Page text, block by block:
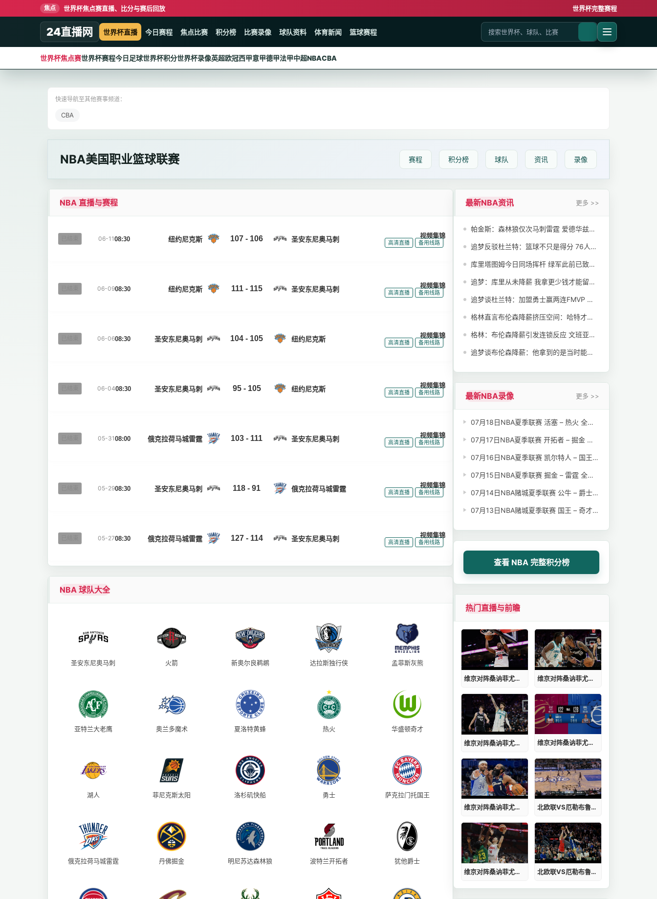
焦点 世界杯焦点赛直播、比分与赛后回放 世界杯完整赛程
24直播网 世界杯直播 今日赛程 焦点比赛 积分榜 比赛录像 球队资料 体育新闻 篮球赛程
世界杯焦点赛世界杯赛程今日足球世界杯积分世界杯录像英超欧冠西甲意甲德甲法甲中超NBACBA
快速导航至其他赛事频道：
CBA
NBA美国职业篮球联赛 赛程 积分榜 球队 资讯 录像
NBA 直播与赛程
06-1108:30 纽约尼克斯 107 - 106 圣安东尼奥马刺 视频集锦
高清直播 备用线路
06-0908:30 纽约尼克斯 111 - 115 圣安东尼奥马刺 视频集锦
高清直播 备用线路
06-0608:30 圣安东尼奥马刺 104 - 105 纽约尼克斯 视频集锦
高清直播 备用线路
06-0408:30 圣安东尼奥马刺 95 - 105 纽约尼克斯 视频集锦
高清直播 备用线路
05-3108:00 俄克拉荷马城雷霆 103 - 111 圣安东尼奥马刺 视频集锦
高清直播 备用线路
05-2908:30 圣安东尼奥马刺 118 - 91 俄克拉荷马城雷霆 视频集锦
高清直播 备用线路
05-2708:30 俄克拉荷马城雷霆 127 - 114 圣安东尼奥马刺 视频集锦
高清直播 备用线路
NBA 球队大全
圣安东尼奥马刺 火箭 新奥尔良鹈鹕 达拉斯独行侠 孟菲斯灰熊
亚特兰大老鹰 奥兰多魔术 夏洛特黄蜂 热火 华盛顿奇才
湖人 菲尼克斯太阳 洛杉矶快船 勇士 萨克拉门托国王
俄克拉荷马城雷霆 丹佛掘金 明尼苏达森林狼 波特兰开拓者 犹他爵士
最新NBA资讯 更多 >>
帕金斯：森林狼仅次马刺雷霆 爱德华兹将迎MVP赛季
追梦反驳杜兰特：篮球不只是得分 76人难比17勇士
库里塔图姆今日同场挥杆 绿军此前已致电勇士推销库里
追梦：库里从未降薪 我拿更少钱才能留守勇士第15年
追梦谈杜兰特：加盟勇士赢两连FMVP 打出史上最伟大表现
格林直言布伦森降薪挤压空间：哈特才该降薪
格林：布伦森降薪引发连锁反应 文班亚马难拒降薪压力
追梦谈布伦森降薪：他拿到的是当时能拿的顶薪
最新NBA录像 更多 >>
07月18日NBA夏季联赛 活塞 – 热火 全场录像【全场录像+集锦】
07月17日NBA夏季联赛 开拓者 – 掘金 全场录像【全场录像+集锦】
07月16日NBA夏季联赛 凯尔特人 – 国王 全场录像【全场录像+集锦】
07月15日NBA夏季联赛 掘金 – 雷霆 全场录像【全场录像+集锦】
07月14日NBA赌城夏季联赛 公牛 – 爵士 全场录像【全场录像+集锦】
07月13日NBA赌城夏季联赛 国王 – 奇才 全场录像【全场录像+集锦】
查看 NBA 完整积分榜
热门直播与前瞻
维京对阵桑讷菲尤尔比分 维京对阵桑讷菲尤尔直播
维京对阵桑讷菲尤尔在线直播 维京对阵桑讷菲尤尔赛程预测
维京对阵桑讷菲尤尔赛程 北欧联VS厄勒布鲁SK哪里看
维京对阵桑讷菲尤尔集锦 北欧联VS厄勒布鲁SK直播在线观看